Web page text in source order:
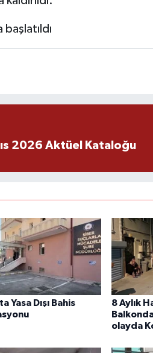
2026 Aktüel Kataloğu
Yasa Dışı Bahis
8 Aylık
olayda